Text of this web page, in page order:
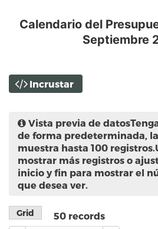
Calendario del
Septiembre
Incrustar
Vista previa de datos
de forma predeterminada,
muestra hasta 100
mostrar más registros o
inicio y fin para mostrar el
que desea ver.
Grid 50 records